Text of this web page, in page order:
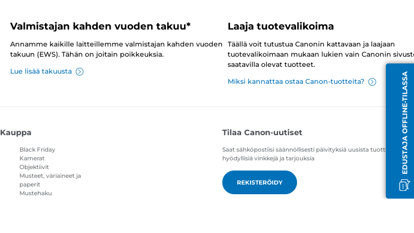
EDUSTAJA OFFLINE-TILASSA
Valmistajan kahden vuoden takuu*
Annamme kaikille laitteillemme valmistajan kahden vuoden
takuun (EWS). Tähän on joitain poikkeuksia.
Lue lisää takuusta
Laaja tuotevalikoima
Täällä voit tutustua Canonin kattavaan ja laajaan
tuotevalikoimaan mukaan lukien vain Canonin
saatavilla olevat tuotteet.
Miksi kannattaa ostaa Canon-tuotteita?
Kauppa
Black Friday
Kamerat
Objektiivit
Musteet, väriaineet ja
paperit
Mustehaku
Tilaa Canon-uutiset
Saat sähköpostiisi säännöllisesti päivityksiä uusista tuotteista,
hyödyllisiä vinkkejä ja tarjouksia
REKISTERÖIDY